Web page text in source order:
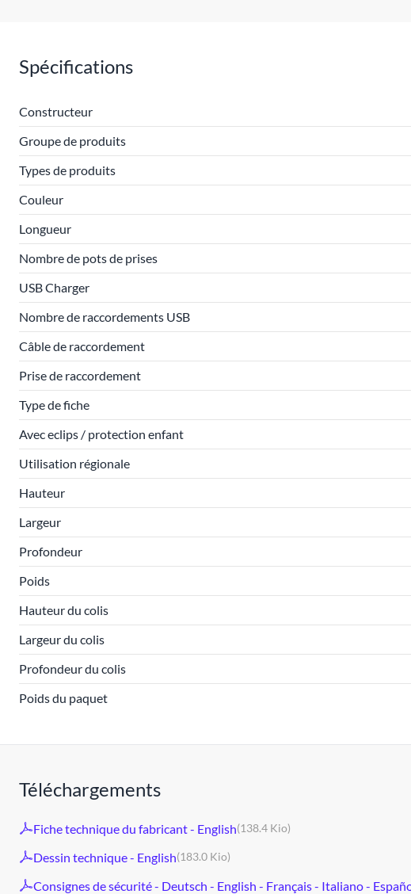
Spécifications
Constructeur
Groupe de produits
Types de produits
Couleur
Longueur
Nombre de pots de prises
USB Charger
Nombre de raccordements USB
Câble de raccordement
Prise de raccordement
Type de fiche
Avec eclips / protection enfant
Utilisation régionale
Hauteur
Largeur
Profondeur
Poids
Hauteur du colis
Largeur du colis
Profondeur du colis
Poids du paquet
Téléchargements
Fiche technique du fabricant - English(138.4 Kio)
Dessin technique - English(183.0 Kio)
Consignes de sécurité - Deutsch - English - Français - Italiano -